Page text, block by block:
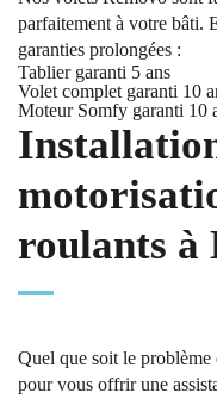
parfaitement à votre bâti.
garanties prolongées :
Tablier garanti 5 ans
Volet complet garanti 10
Moteur Somfy garanti 10
roulants à
Quel que soit le problème
pour vous offrir une